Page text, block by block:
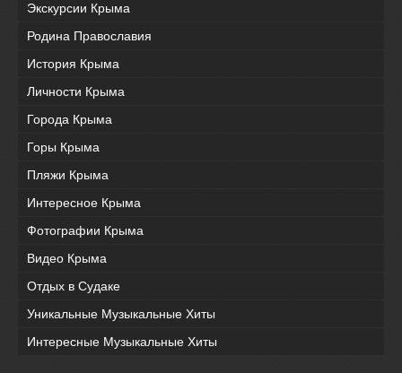
Экскурсии Крыма
Родина Православия
История Крыма
Личности Крыма
Города Крыма
Горы Крыма
Пляжи Крыма
Интересное Крыма
Фотографии Крыма
Видео Крыма
Отдых в Судаке
Уникальные Музыкальные Хиты
Интересные Музыкальные Хиты